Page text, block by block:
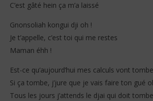
C’est gâté hein ça m’a laissé
Gnonsoliah kongui dji oh !
Je t’appelle, c’est toi qui me restes
Maman éhh !
Est-ce qu’aujourd’hui mes calculs vont
Si ça tombe, j’jure que je vais faire ton gué
Tous les jours j’attends le djai qui doit